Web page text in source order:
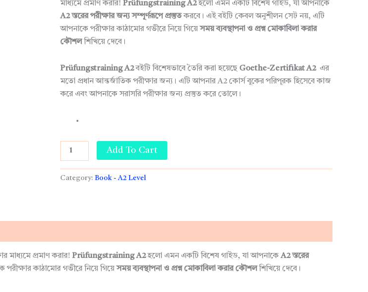
মাধ্যমে প্রমাণ করার! Prüfungstraining A2হলো এমন একটি বিশেষ গাইড, যা আপনাকে
A2 স্তরের পরীক্ষার জন্য সম্পূর্ণরূপে প্রস্তুতকরবে। এই বইটি কেবল অনুশীলন সেট নয়, এটি
আপনাকে পরীক্ষার কাঠামোর গভীরে নিয়ে গিয়েসময় ব্যবস্থাপনা ও প্রশ্ন মোকাবিলা করার
কৌশলশিখিয়ে দেবে।
Prüfungstraining A2বইটি বিশেষভাবে তৈরি করা হয়েছে Goethe-Zertifikat A2 এর
মতো প্রধান আন্তর্জাতিক পরীক্ষার জন্য। এটি আপনার A2 কোর্স বুকের পরিপূরক হিসেবে কাজ
করে এবং আপনাকে সরাসরি পরীক্ষার জন্য প্রস্তুত করে তোলে।
Add To Cart
Category: Book - A2 Level
মাধ্যমে প্রমাণ করার! Prüfungstraining A2হলো এমন একটি বিশেষ গাইড, যা আপনাকেA2 স্তরের
কাঠামোর গভীরে নিয়ে গিয়ে সময় ব্যবস্থাপনা ও প্রশ্ন মোকাবিলা করার কৌশলশিখিয়ে দেবে।